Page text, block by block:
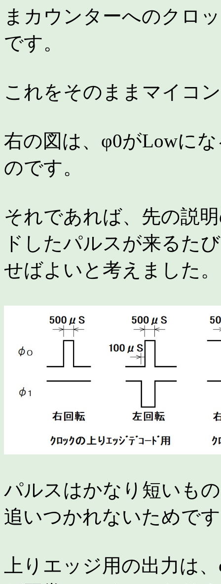
まカウンターへのクロ
です。
これをそのままマイコ
右の図は、φ0がLowに
のです。
それであれば、先の説
ドしたパルスが来るた
せばよいと考えました。
パルスはかなり短いも
追いつかれないためで
上りエッジ用の出力は